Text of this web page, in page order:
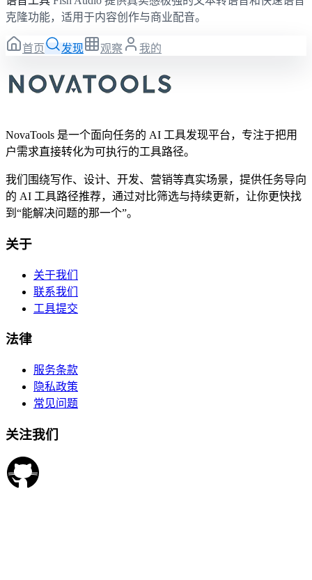
克隆功能，适用于内容创作与商业配音。
首页 发现 观察 我的
NovaTools 是一个面向任务的 AI 工具发现平台，专注于把用
户需求直接转化为可执行的工具路径。
我们围绕写作、设计、开发、营销等真实场景，提供任务导向
的 AI 工具路径推荐，通过对比筛选与持续更新，让你更快找
到“能解决问题的那一个”。
关于
关于我们
联系我们
工具提交
法律
服务条款
隐私政策
常见问题
关注我们